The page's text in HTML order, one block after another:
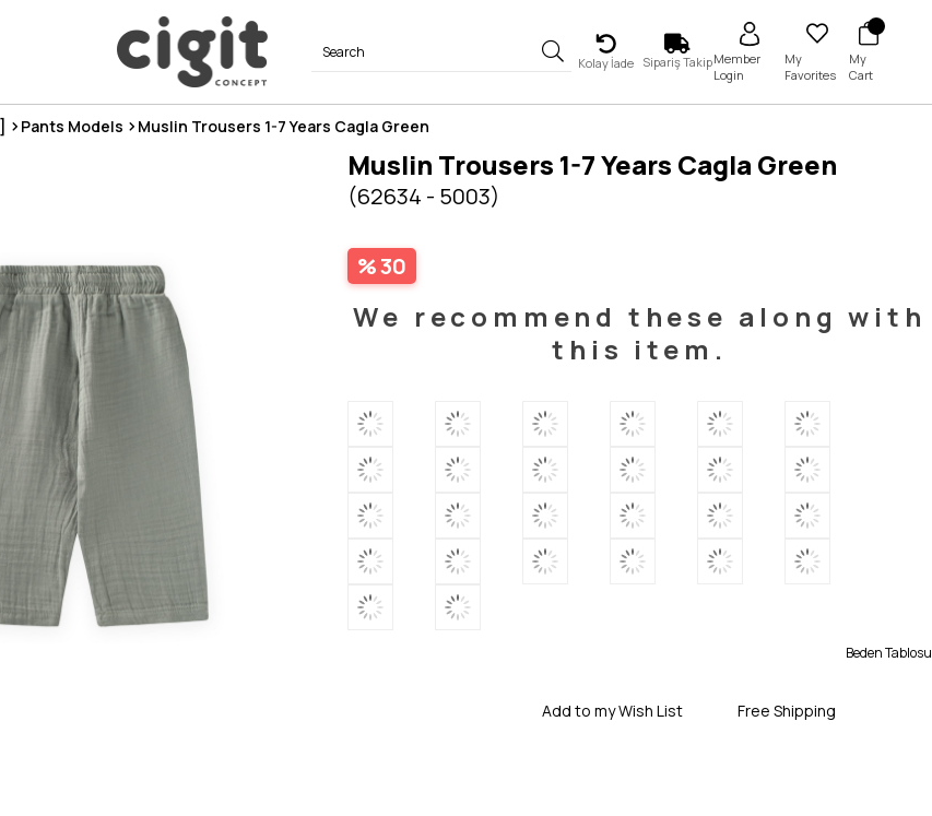
Kolay İade Sipariş TakipMember
Login
My
Favorites
My
Cart
Pants Models Muslin Trousers 1-7 Years Cagla Green
Muslin Trousers 1-7 Years Cagla Green
(62634 - 5003)
30
We recommend these along with
this item.
Beden Tablosu
Add to my Wish List Free Shipping